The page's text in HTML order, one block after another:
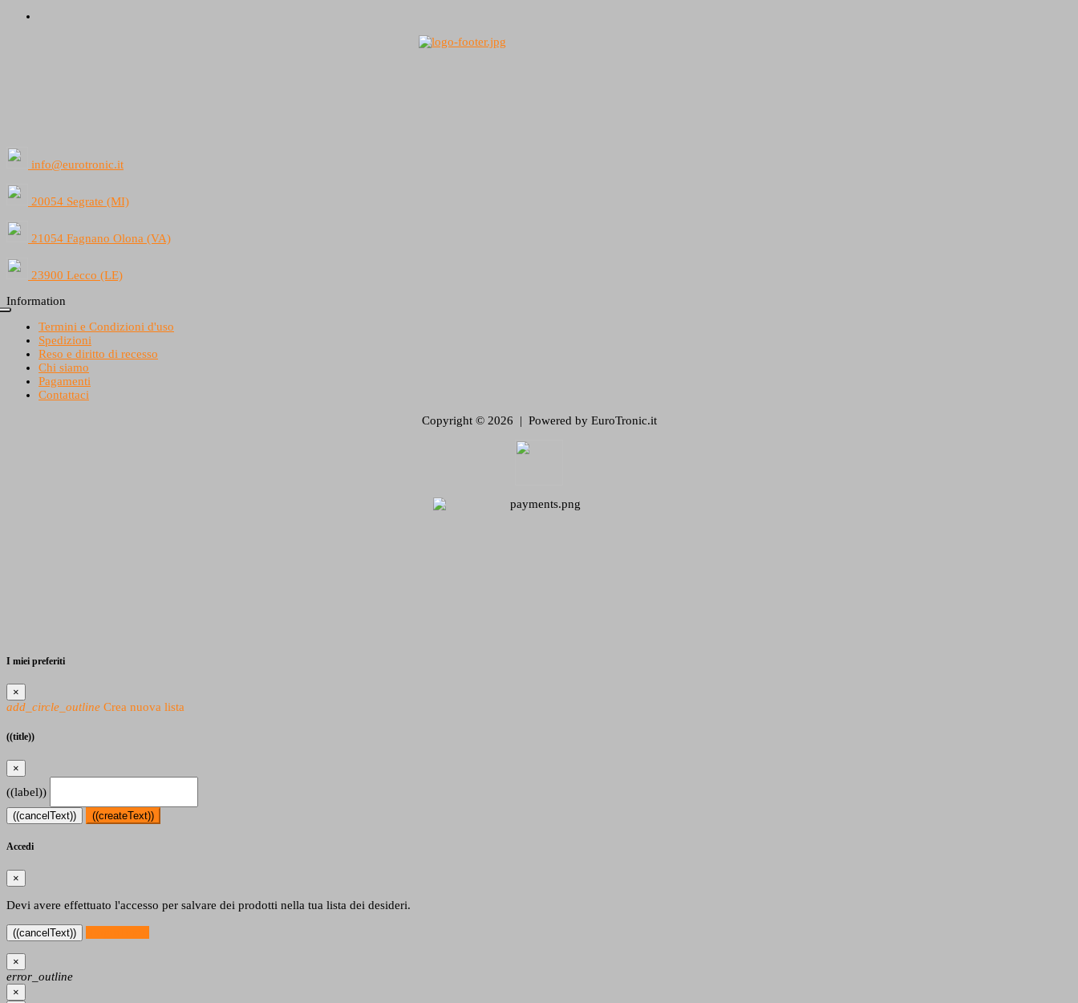
info@eurotronic.it
20054 Segrate (MI)
21054 Fagnano Olona (VA)
23900 Lecco (LE)
Information
Termini e Condizioni d'uso
Spedizioni
Reso e diritto di recesso
Chi siamo
Pagamenti
Contattaci
Copyright © 2026 | Powered by EuroTronic.it
I miei preferiti
×
add_circle_outline Crea nuova lista
((title))
×
((label))
((cancelText)) ((createText))
Accedi
×
Devi avere effettuato l'accesso per salvare dei prodotti nella tua lista dei desideri.
((cancelText))
×
error_outline
×